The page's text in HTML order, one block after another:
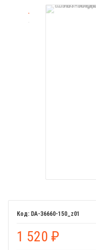
DA-36660-150_z01
1 520 ₽